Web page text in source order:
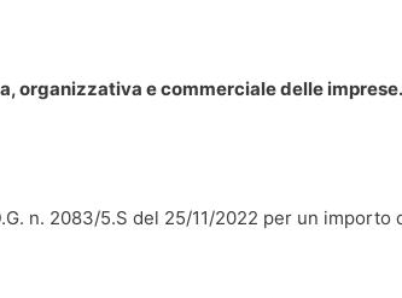
organizzativa e commerciale delle
n. 2083/5.S del 25/11/2022 per un